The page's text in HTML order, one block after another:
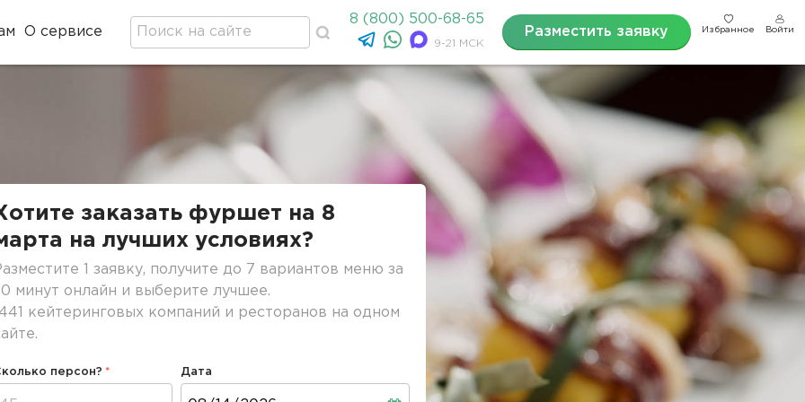
О сервисе
8 (800) 500-68-65
9-21 МСК
Разместить заявку Избранное Войти
заказать фуршет на 8
на лучших условиях?
1 заявку, получите до 7 вариантов меню за
минут онлайн и выберите лучшее.
кейтеринговых компаний и ресторанов на одном
персон? Дата